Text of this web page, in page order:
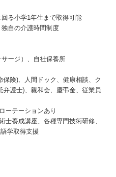
る小学1年生まで取得可能
自の介護時間制度
ージ）、自社保養所
険)、人間ドック、健康相談、ク
護士)、親和会、慶弔金、従業員
ーテーションあり
士養成講座、各種専門技術研修、
学取得支援